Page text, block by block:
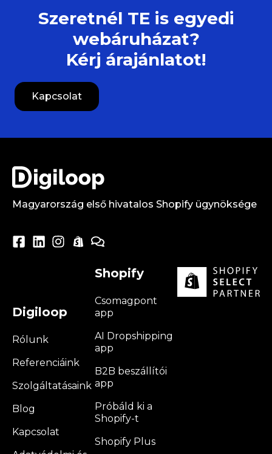
Szeretnél TE is egyedi
webáruházat?
Kérj árajánlatot!
Kapcsolat
Magyarország első hivatalos Shopify ügynöksége
Digiloop
Rólunk
Referenciáink
Szolgáltatásaink
Blog
Kapcsolat
Shopify
Csomagpont
app
AI Dropshipping
app
B2B beszállítói
app
Próbáld ki a
Shopify-t
Shopify Plus